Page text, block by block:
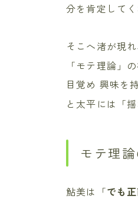
分を肯定して
そこへ渚が現
「モテ理論」
目覚め 興味を
と太平には「
モテ理
鮎美は「でも